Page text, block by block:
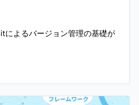
によるバージョン管理の基礎が